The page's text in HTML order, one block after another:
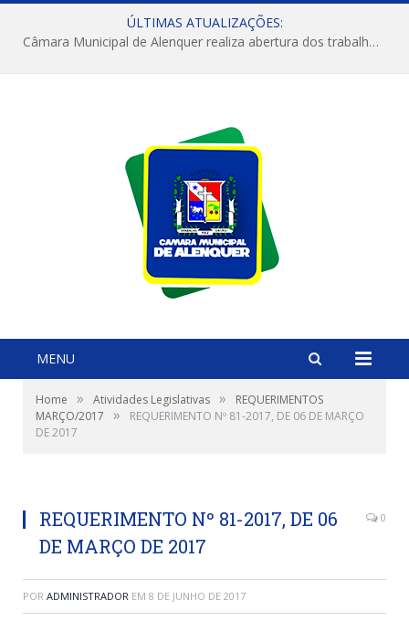
ÚLTIMAS ATUALIZAÇÕES:
Câmara Municipal de Alenquer realiza abertura dos trabalhos do 4º Período Legislativo
MENU
Home » Atividades Legislativas »
REQUERIMENTOS
MARÇO/2017
»
REQUERIMENTO Nº 81-2017, DE 06 DE MARÇO
DE 2017
REQUERIMENTO Nº 81-2017, DE 06
DE MARÇO DE 2017
0
POR ADMINISTRADOR EM 8 DE JUNHO DE 2017